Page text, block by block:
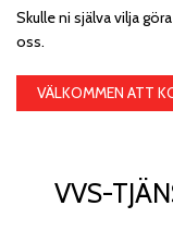
Skulle ni själva vilja
oss.
VÄLKOMMEN ATT
VVS-